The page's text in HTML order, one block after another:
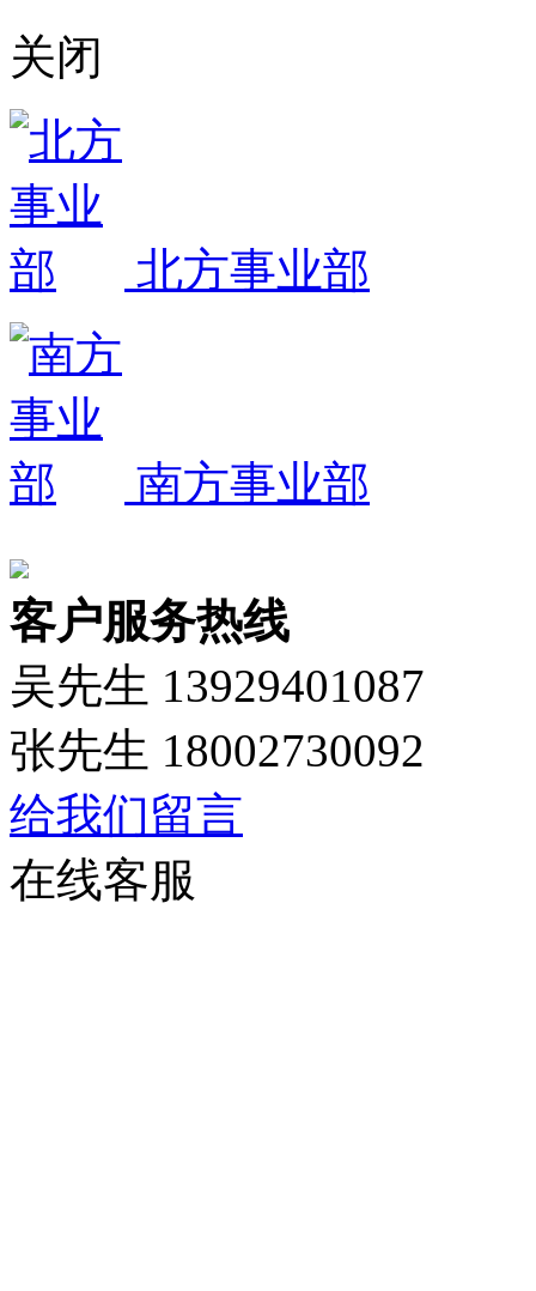
关闭
北方事业部
南方事业部
客户服务热线
吴先生 13929401087
张先生 18002730092
给我们留言
在线客服